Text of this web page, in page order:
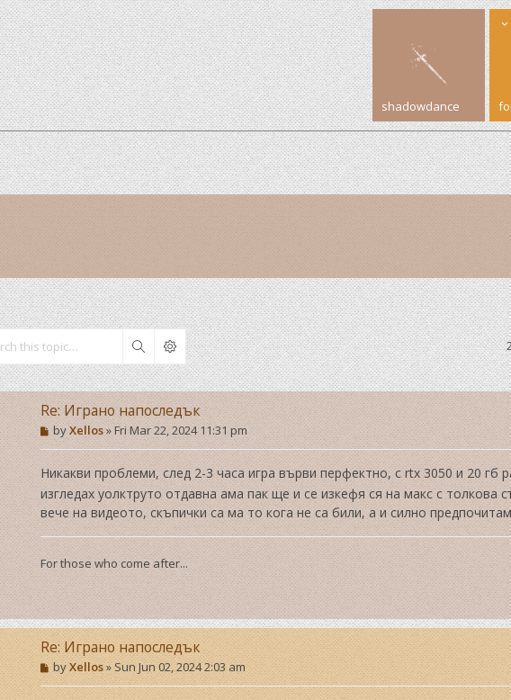
shadowdance
Search
Re: Играно напоследък
P
o
s
t
byXellos»Fri Mar 22, 2024 11:31 pm
Никакви проблеми, след 2-3 часа игра върви перфектно, с rtx 3050 и 20 гб
изгледах уолктруто отдавна ама пак ще и се изкефя ся на макс с толкова
вече на видеото, скъпички са ма то кога не са били, а и силно
For those who come after...
Re: Играно напоследък
P
o
s
byXellos»Sun Jun 02, 2024 2:03 am